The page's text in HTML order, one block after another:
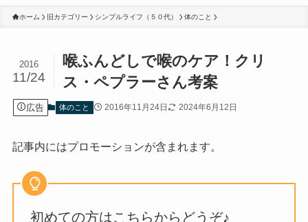
ホーム 旧カテゴリー シンプルライフ（５０代） 体のこと
喉ふんどしで喉のケア！クリ
ス・ペプラーさん考案
2016
11/24
広告 体のこと 2016年11月24日 2024年6月12日
記事内にはプロモーションが含まれます。
初めての方はこちらからどうぞ♪